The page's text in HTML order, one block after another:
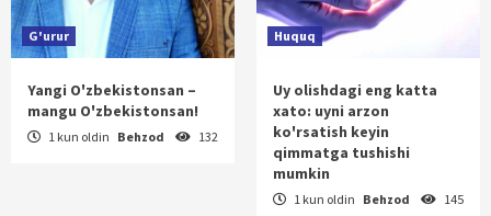
G'urur
Yangi O'zbekistonsan –
mangu O'zbekistonsan!
1 kun oldin Behzod 132
Huquq
Uy olishdagi eng katta
xato: uyni arzon
ko'rsatish keyin
qimmatga tushishi
mumkin
1 kun oldin Behzod 145